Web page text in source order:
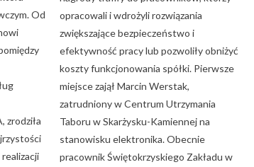
Od
zrodziła
opracowali i wdrożyli rozwiązania
zwiększające bezpieczeństwo i
efektywność pracy lub pozwoliły obniżyć
koszty funkcjonowania spółki. Pierwsze
miejsce zajął Marcin Werstak,
zatrudniony w Centrum Utrzymania
Taboru w Skarżysku-Kamiennej na
stanowisku elektronika. Obecnie
pracownik Świętokrzyskiego Zakładu w